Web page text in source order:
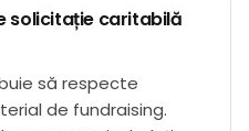
solicitație caritabilă
să respecte
de fundraising.